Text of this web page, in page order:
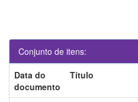
Conjunto de itens:
Data do
documento
Título